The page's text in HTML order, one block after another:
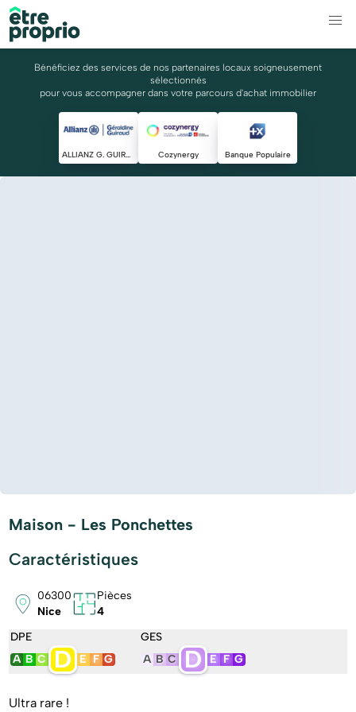
Bénéficiez des services de nos partenaires locaux soigneusement
sélectionnés
pour vous accompagner dans votre parcours d'achat immobilier
ALLIANZ G. GUIRAUD Cozynergy Banque Populaire
Maison - Les Ponchettes
Caractéristiques
06300
Nice
Pièces
4
DPE
A B C D E F G
GES
A B C D E F G
Ultra rare !